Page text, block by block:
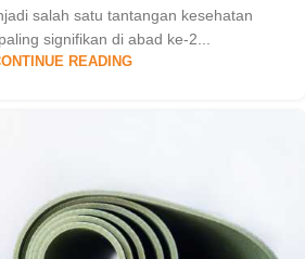
salah satu tantangan kesehatan
signifikan di abad ke-2...
READING